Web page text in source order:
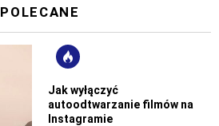
POLECANE
Jak wyłączyć
autoodtwarzanie filmów na
Instagramie